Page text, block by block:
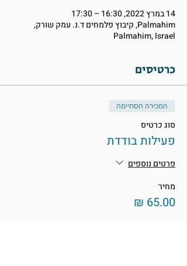
14 במרץ 2022, 16:30 – 17:30
Palmahim, קיבוץ פלמחים ד.נ. עמק שורק,
Palmahim, Israel
כרטיסים
המכירה הסתיימה
סוג כרטיס
פעילות בודדת
פרטים נוספים
מחיר